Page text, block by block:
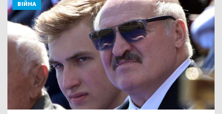
ВІЙНА